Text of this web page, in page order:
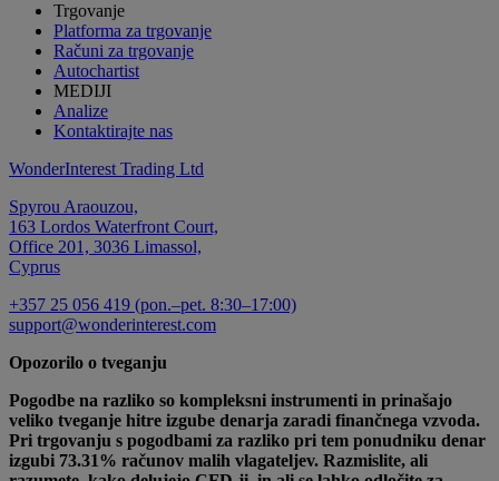
Trgovanje
Platforma za trgovanje
Računi za trgovanje
Autochartist
MEDIJI
Analize
Kontaktirajte nas
WonderInterest Trading Ltd
Spyrou Araouzou,
163 Lordos Waterfront Court,
Office 201, 3036 Limassol,
Cyprus
+357 25 056 419 (pon.–pet. 8:30–17:00)
support@wonderinterest.com
Opozorilo o tveganju
Pogodbe na razliko so kompleksni instrumenti in prinašajo
veliko tveganje hitre izgube denarja zaradi finančnega vzvoda.
Pri trgovanju s pogodbami za razliko pri tem ponudniku denar
izgubi 73.31% računov malih vlagateljev. Razmislite, ali